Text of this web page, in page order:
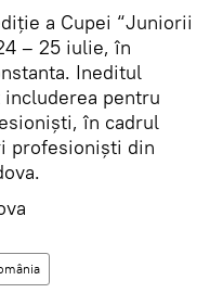
a Cupei “Juniorii
– 25 iulie, în
Ineditul
pentru
în cadrul
profesioniști din